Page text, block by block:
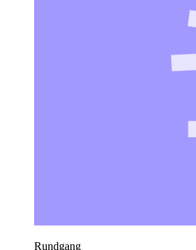
Rundgang